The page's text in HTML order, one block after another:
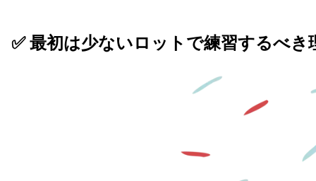
✅ 最初は少ないロットで練習するべき